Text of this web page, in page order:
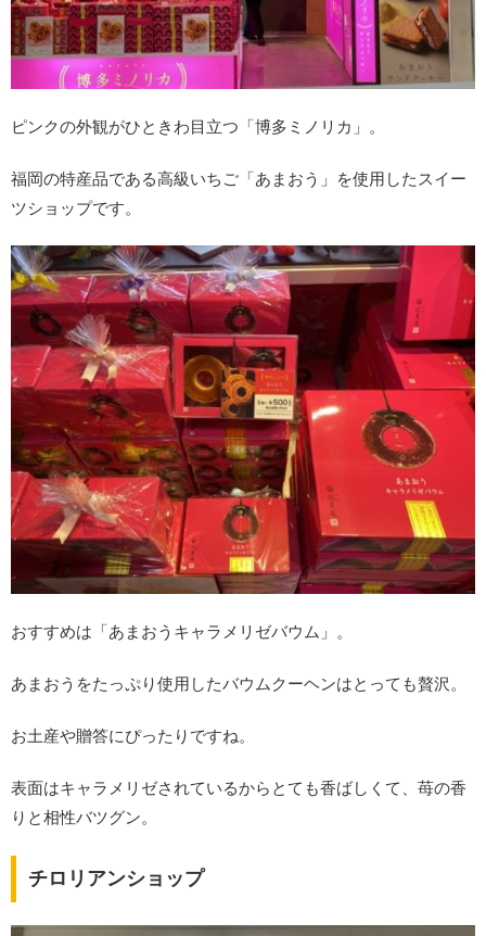
ピンクの外観がひときわ目立つ「博多ミノリカ」。
福岡の特産品である高級いちご「あまおう」を使用したスイー
ツショップです。
おすすめは「あまおうキャラメリゼバウム」。
あまおうをたっぷり使用したバウムクーヘンはとっても贅沢。
お土産や贈答にぴったりですね。
表面はキャラメリゼされているからとても香ばしくて、苺の香
りと相性バツグン。
チロリアンショップ